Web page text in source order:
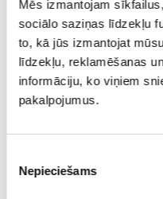
Mēs izmantojam
sociālo saziņas līdzekļu
to, kā jūs izmantojat
līdzekļu, reklamēšanas
informāciju, ko viņiem
pakalpojumus.
izvēle
Nepieciešams